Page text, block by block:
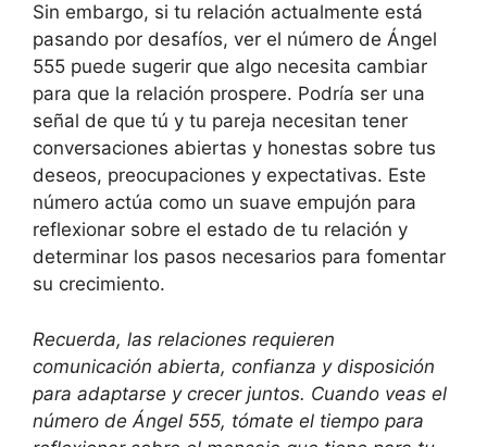
Sin embargo, si tu relación actualmente está
pasando por desafíos, ver el número de Ángel
555 puede sugerir que algo necesita cambiar
para que la relación prospere. Podría ser una
señal de que tú y tu pareja necesitan tener
conversaciones abiertas y honestas sobre tus
deseos, preocupaciones y expectativas. Este
número actúa como un suave empujón para
reflexionar sobre el estado de tu relación y
determinar los pasos necesarios para fomentar
su crecimiento.
Recuerda, las relaciones requieren
comunicación abierta, confianza y disposición
para adaptarse y crecer juntos. Cuando veas el
número de Ángel 555, tómate el tiempo para